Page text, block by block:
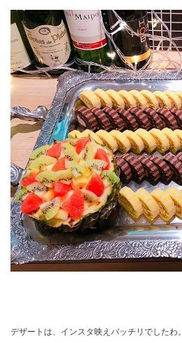
デザートは、インスタ映えバッチリでしたわ。